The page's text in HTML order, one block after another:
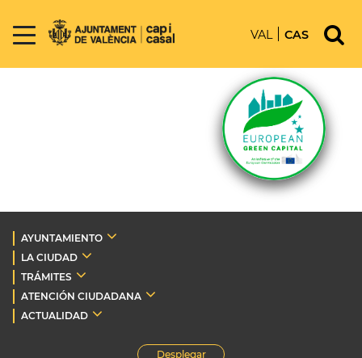
VAL CAS
AYUNTAMIENTO
LA CIUDAD
TRÁMITES
ATENCIÓN CIUDADANA
ACTUALIDAD
Desplegar